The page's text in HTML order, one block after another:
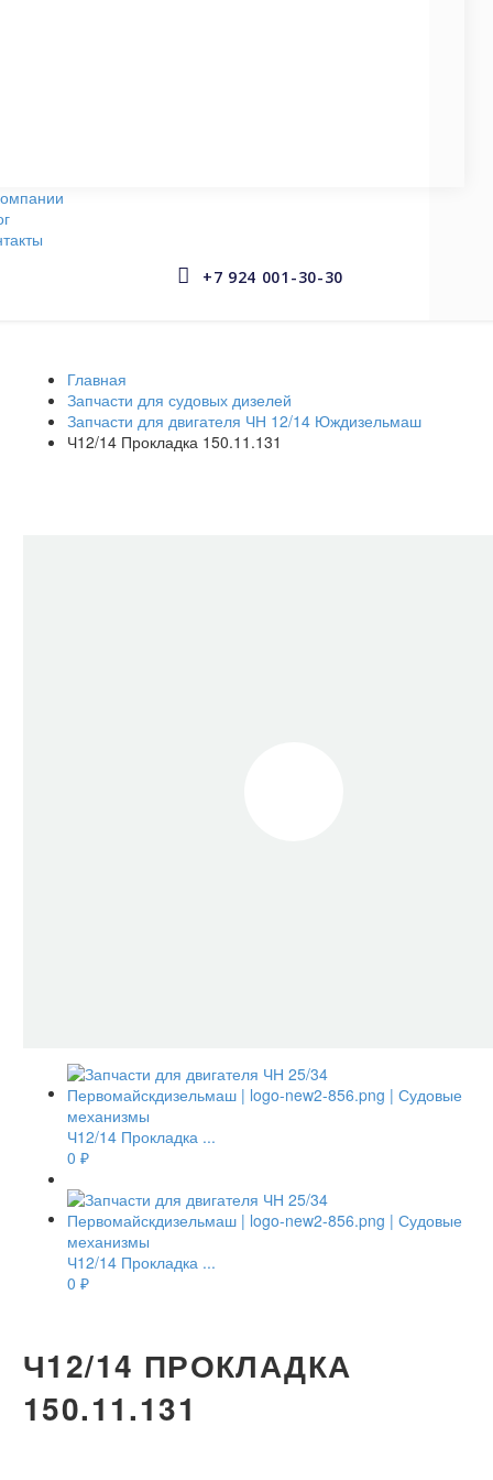

 +7 924 001-30-30
Главная
Запчасти для судовых дизелей
Запчасти для двигателя ЧН 12/14 Юждизельмаш
Ч12/14 Прокладка 150.11.131
Ч12/14 Прокладка ...
0 ₽
Ч12/14 Прокладка ...
0 ₽
Ч12/14 ПРОКЛАДКА
150.11.131